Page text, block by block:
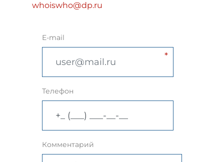
whoiswho@dp.ru
E-mail
Телефон
Комментарий